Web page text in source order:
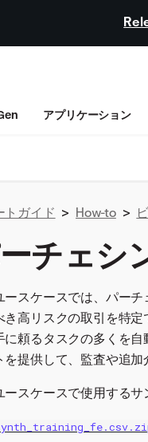
アプリケーション
トガイド > How-to >
チェシ
ースケースでは、パー
き高リスクの取引を特
に頼るタスクの多くを
を提供して、監査や追加
ースケースで使用するサ